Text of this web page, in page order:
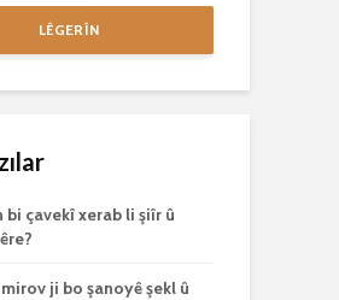
LÊGERÎN
bi çavekî xerab li şiîr û
ji bo şanoyê şekl û